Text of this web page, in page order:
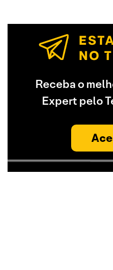
Receba o
Expert pelo